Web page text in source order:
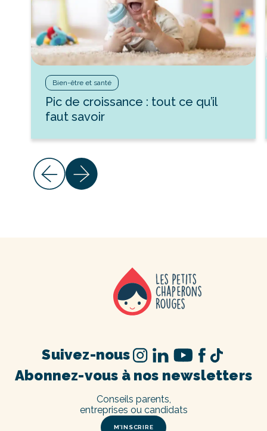
Bien-être et santé
Pic de croissance : tout ce qu’il
faut savoir
Abonnez-vous à nos newsletters
M’INSCRIRE
Conseils parents,
entreprises ou candidats
Suivez-nous